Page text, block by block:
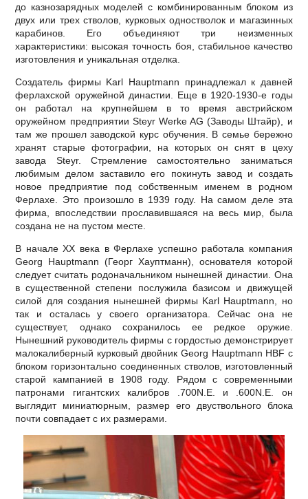
до казнозарядных моделей с комбинированным блоком из
двух или трех стволов, курковых одностволок и магазинных
карабинов. Его объединяют три неизменных
характеристики: высокая точность боя, стабильное качество
изготовления и уникальная отделка.
Создатель фирмы Karl Hauptmann принадлежал к давней
ферлахской оружейной династии. Еще в 1920-1930-е годы
он работал на крупнейшем в то время австрийском
оружейном предприятии Steyr Werke AG (Заводы Штайр), и
там же прошел заводской курс обучения. В семье бережно
хранят старые фотографии, на которых он снят в цеху
завода Steyr. Стремление самостоятельно заниматься
любимым делом заставило его покинуть завод и создать
новое предприятие под собственным именем в родном
Ферлахе. Это произошло в 1939 году. На самом деле эта
фирма, впоследствии прославившаяся на весь мир, была
создана не на пустом месте.
В начале XX века в Ферлахе успешно работала компания
Georg Hauptmann (Георг Хауптманн), основателя которой
следует считать родоначальником нынешней династии. Она
в существенной степени послужила базисом и движущей
силой для создания нынешней фирмы Karl Hauptmann, но
так и осталась у своего организатора. Сейчас она не
существует, однако сохранилось ее редкое оружие.
Нынешний руководитель фирмы с гордостью демонстрирует
малокалиберный курковый двойник Georg Hauptmann HBF с
блоком горизонтально соединенных стволов, изготовленный
старой кампанией в 1908 году. Рядом с современными
патронами гигантских калибров .700N.E. и .600N.E. он
выглядит миниатюрным, размер его двуствольного блока
почти совпадает с их размерами.